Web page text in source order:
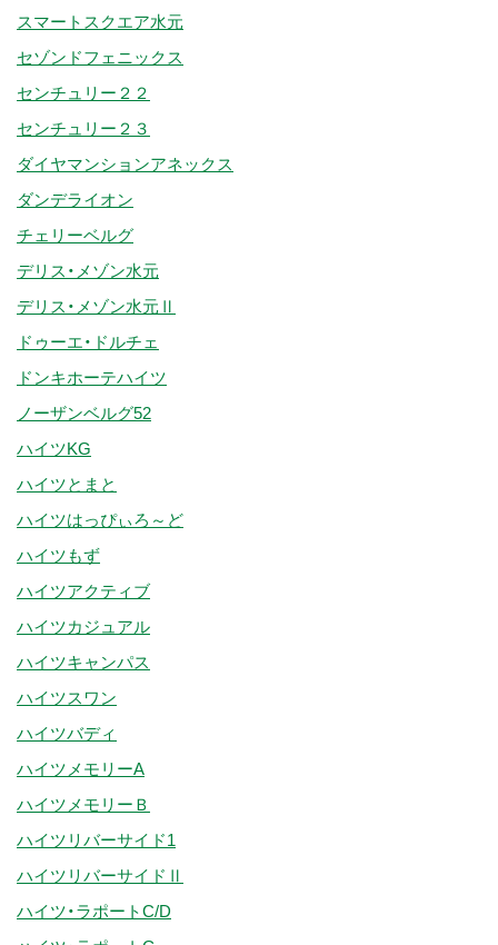
スマートスクエア水元
セゾンドフェニックス
センチュリー２２
センチュリー２３
ダイヤマンションアネックス
ダンデライオン
チェリーベルグ
デリス・メゾン水元
デリス・メゾン水元Ⅱ
ドゥーエ・ドルチェ
ドンキホーテハイツ
ノーザンベルグ52
ハイツKG
ハイツとまと
ハイツはっぴぃろ～ど
ハイツもず
ハイツアクティブ
ハイツカジュアル
ハイツキャンパス
ハイツスワン
ハイツバディ
ハイツメモリーA
ハイツメモリーＢ
ハイツリバーサイド1
ハイツリバーサイドⅡ
ハイツ・ラポートC/D